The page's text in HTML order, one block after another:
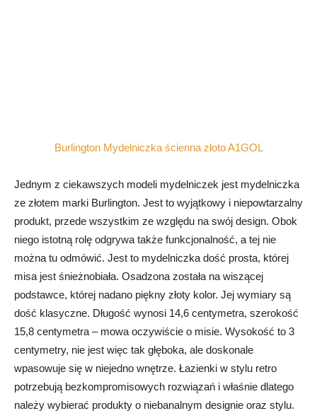
Burlington Mydelniczka ścienna złoto A1GOL
Jednym z ciekawszych modeli mydelniczek jest mydelniczka
ze złotem marki Burlington. Jest to wyjątkowy i niepowtarzalny
produkt, przede wszystkim ze względu na swój design. Obok
niego istotną rolę odgrywa także funkcjonalność, a tej nie
można tu odmówić. Jest to mydelniczka dość prosta, której
misa jest śnieżnobiała. Osadzona została na wiszącej
podstawce, której nadano piękny złoty kolor. Jej wymiary są
dość klasyczne. Długość wynosi 14,6 centymetra, szerokość
15,8 centymetra – mowa oczywiście o misie. Wysokość to 3
centymetry, nie jest więc tak głęboka, ale doskonale
wpasowuje się w niejedno wnętrze. Łazienki w stylu retro
potrzebują bezkompromisowych rozwiązań i właśnie dlatego
należy wybierać produkty o niebanalnym designie oraz stylu.